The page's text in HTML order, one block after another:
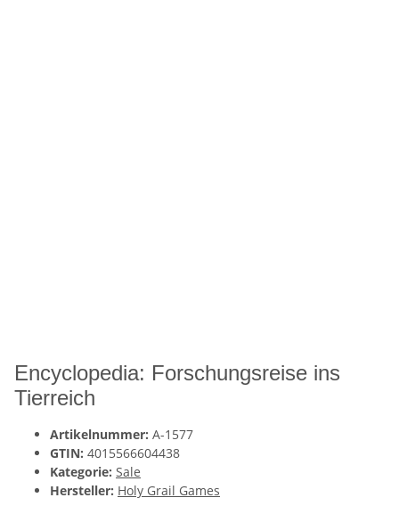
Encyclopedia: Forschungsreise ins
Tierreich
Artikelnummer: A-1577
GTIN: 4015566604438
Kategorie: Sale
Hersteller: Holy Grail Games